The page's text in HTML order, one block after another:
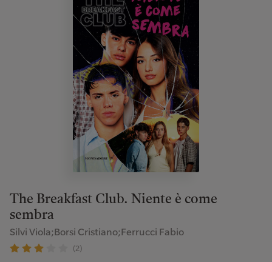
The Breakfast Club. Niente è come
sembra
Silvi Viola;Borsi Cristiano;Ferrucci Fabio
(2)